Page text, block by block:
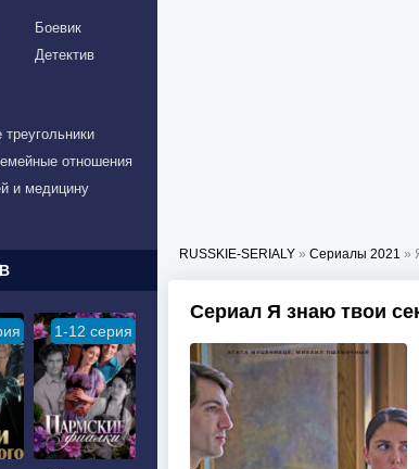
RUSSKIE-SERIALY » Сериалы 2021 »
Сериал Я знаю твои
Боевик
Детектив
отношения
и медицину
1-12 серия